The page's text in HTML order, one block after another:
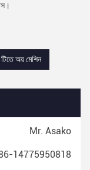
অয় মেশিন
Mr. Asako
14775950818